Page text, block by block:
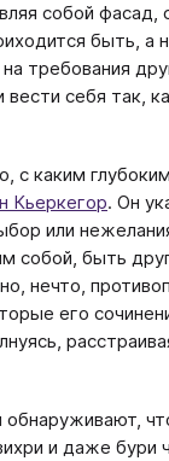
собой
быть,
требования
себя так,
с каким
Кьеркегор. Он
или
собой, быть
нечто,
его
и даже бури